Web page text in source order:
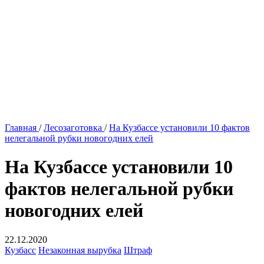
Главная / Лесозаготовка / На Кузбассе установили 10 фактов
нелегальной рубки новогодних елей
На Кузбассе установили 10
фактов нелегальной рубки
новогодних елей
22.12.2020
Кузбасс Незаконная вырубка Штраф